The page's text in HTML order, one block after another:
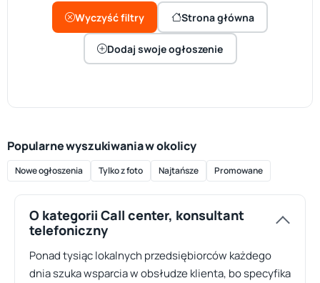
Wyczyść filtry Strona główna
Dodaj swoje ogłoszenie
Popularne wyszukiwania w okolicy
Nowe ogłoszenia Tylko z foto Najtańsze Promowane
O kategorii Call center, konsultant
telefoniczny
Ponad tysiąc lokalnych przedsiębiorców każdego
dnia szuka wsparcia w obsłudze klienta, bo specyfika